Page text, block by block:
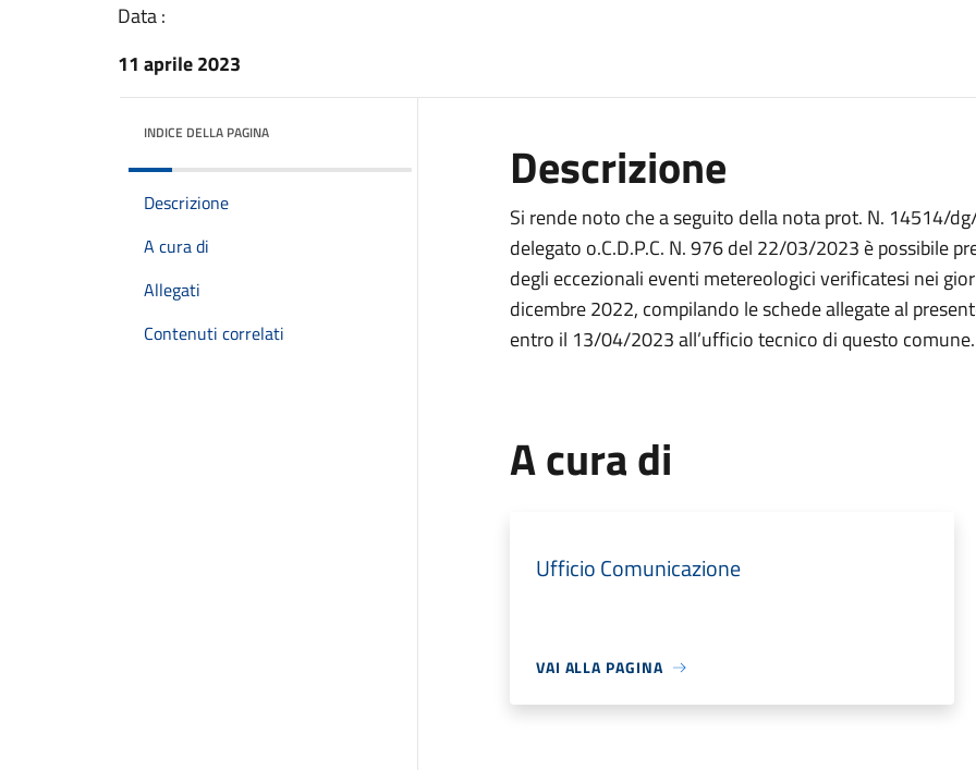
Data :
11 aprile 2023
INDICE DELLA PAGINA
Descrizione
A cura di
Allegati
Contenuti correlati
Descrizione
Si rende noto che a seguito della nota prot. N. 14514/
delegato o.C.D.P.C. N. 976 del 22/03/2023 è possibile
degli eccezionali eventi metereologici verificatesi nei
dicembre 2022, compilando le schede allegate al
entro il 13/04/2023 all’ufficio tecnico di questo comune.
A cura di
Ufficio Comunicazione
VAI ALLA PAGINA